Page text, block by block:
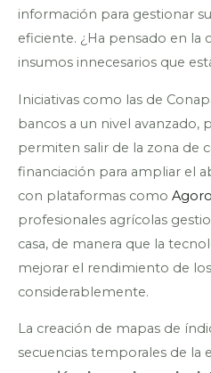
información para gestionar
eficiente. ¿Ha pensado en la
insumos innecesarios que
Iniciativas como las de
bancos a un nivel avanzado,
permiten salir de la zona de
financiación para ampliar el
con plataformas como
profesionales agrícolas
casa, de manera que la
mejorar el rendimiento de
considerablemente.
La creación de mapas de
secuencias temporales de la